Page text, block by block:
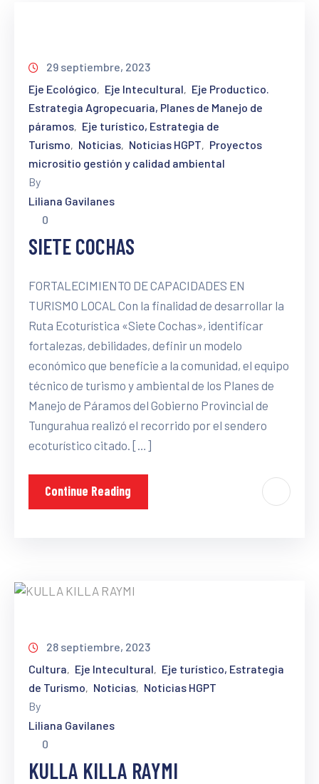
29 septiembre, 2023
Eje Ecológico‚ Eje Intecultural‚ Eje Productico.
Estrategia Agropecuaria, Planes de Manejo de
páramos‚ Eje turístico, Estrategia de
Turismo‚ Noticias‚ Noticias HGPT‚ Proyectos
micrositio gestión y calidad ambiental
By
Liliana Gavilanes
0
SIETE COCHAS
FORTALECIMIENTO DE CAPACIDADES EN
TURISMO LOCAL Con la finalidad de desarrollar la
Ruta Ecoturística «Siete Cochas», identificar
fortalezas, debilidades, definir un modelo
económico que beneficie a la comunidad, el equipo
técnico de turismo y ambiental de los Planes de
Manejo de Páramos del Gobierno Provincial de
Tungurahua realizó el recorrido por el sendero
ecoturístico citado. […]
Continue Reading
28 septiembre, 2023
Cultura‚ Eje Intecultural‚ Eje turístico, Estrategia
de Turismo‚ Noticias‚ Noticias HGPT
By
Liliana Gavilanes
0
KULLA KILLA RAYMI